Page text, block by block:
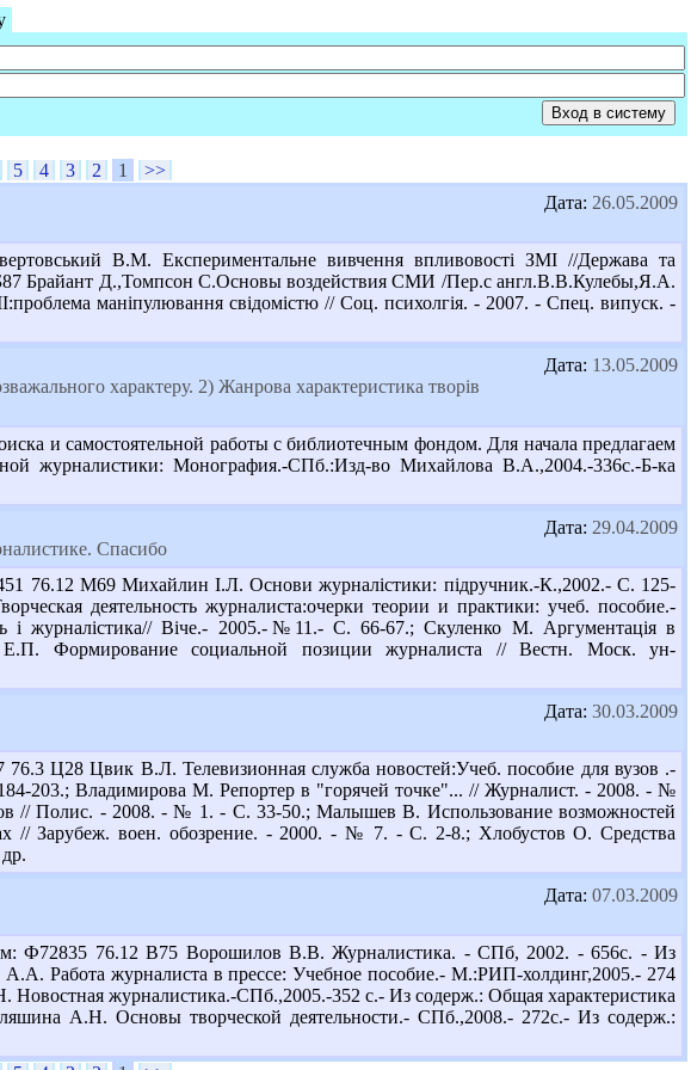
5 4 3 2 1
>>
Дата: 26.05.2009
В.М. Експериментальне вивчення впливовості ЗМІ //Держава та
Б87 Брайант Д.,Томпсон С.Основы воздействия СМИ /Пер.с англ.В.В.Кулебы,Я.А.
маніпулювання свідомістю // Соц. психолгія. - 2007. - Спец. випуск. -
Дата: 13.05.2009
характеру. 2) Жанрова характеристика творів
и самостоятельной работы с библиотечным фондом. Для начала предлагаем
журналистики: Монография.-СПб.:Изд-во Михайлова В.А.,2004.-336с.-Б-ка
Дата: 29.04.2009
Спасибо
76.12 М69 Михайлин І.Л. Основи журналістики: підручник.-К.,2002.- С. 125-
деятельность журналиста:очерки теории и практики: учеб. пособие.-
і журналістика// Віче.- 2005.-№11.- С. 66-67.; Скуленко М. Аргументація в
Е.П. Формирование социальной позиции журналиста // Вестн. Моск. ун-
Дата: 30.03.2009
Ц28 Цвик В.Л. Телевизионная служба новостей:Учеб. пособие для вузов .-
203.; Владимирова М. Репортер в "горячей точке"... // Журналист. - 2008. - №
// Полис. - 2008. - № 1. - С. 33-50.; Малышев В. Использование возможностей
// Зарубеж. воен. обозрение. - 2000. - № 7. - С. 2-8.; Хлобустов О. Средства
Дата: 07.03.2009
Ф72835 76.12 В75 Ворошилов В.В. Журналистика. - СПб, 2002. - 656с. - Из
Работа журналиста в прессе: Учебное пособие.- М.:РИП-холдинг,2005.- 274
журналистика.-СПб.,2005.-352 с.- Из содерж.: Общая характеристика
А.Н. Основы творческой деятельности.- СПб.,2008.- 272с.- Из содерж.: